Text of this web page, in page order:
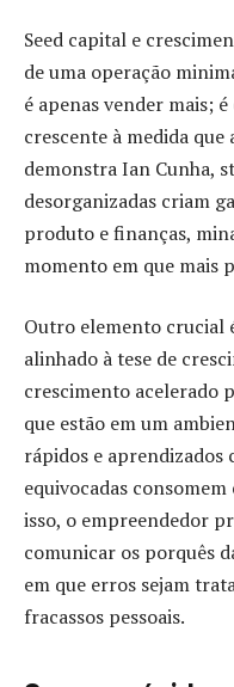
Seed capital e
de uma operação
é apenas vender mais;
crescente à medida que
demonstra Ian Cunha,
desorganizadas criam
produto e finanças,
momento em que mais
Outro elemento crucial
alinhado à tese de
crescimento acelerado
que estão em um
rápidos e aprendizados
equivocadas
isso, o empreendedor
comunicar os porquês
em que erros sejam
fracassos pessoais.